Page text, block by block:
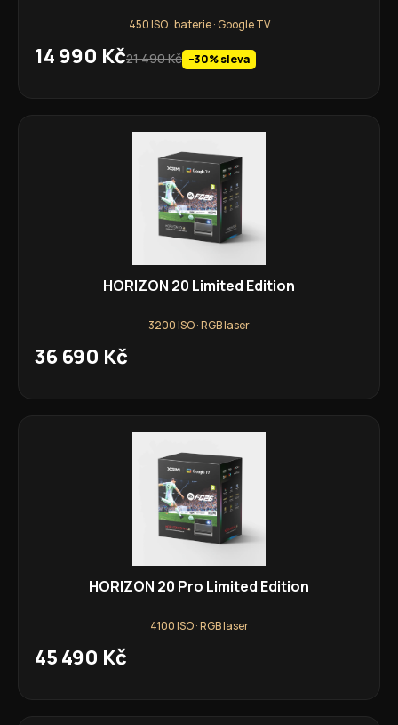
450 ISO · baterie · Google TV
14 990 Kč21 490 Kč −30% sleva
HORIZON 20 Limited Edition
3200 ISO · RGB laser
36 690 Kč
HORIZON 20 Pro Limited Edition
4100 ISO · RGB laser
45 490 Kč